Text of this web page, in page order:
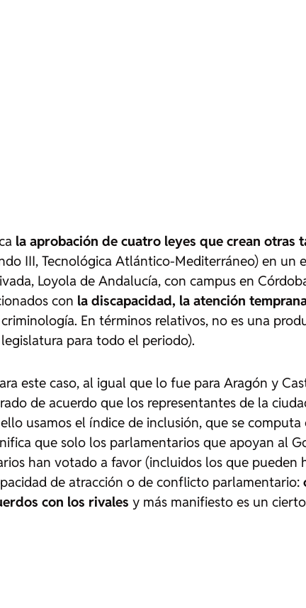
la aprobación de cuatro leyes que crean otras
III, Tecnológica Atlántico-Mediterráneo) en
Loyola de Andalucía, con campus en
con la discapacidad, la atención
En términos relativos, no es una
para todo el periodo).
este caso, al igual que lo fue para Aragón y
de acuerdo que los representantes de la
usamos el índice de inclusión, que se
que solo los parlamentarios que apoyan al
han votado a favor (incluidos los que
de atracción o de conflicto parlamentario:
con los rivales y más manifiesto es un